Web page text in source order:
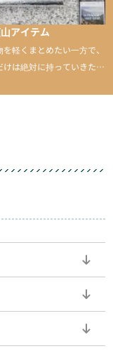
アイテム
軽くまとめたい一方で、
は絶対に持っていきた